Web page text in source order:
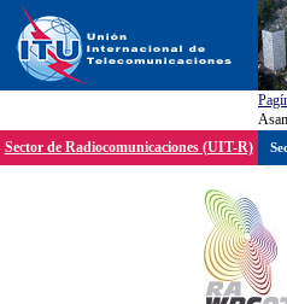
Sector de Radiocomunicaciones (UIT-R)